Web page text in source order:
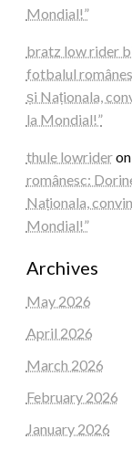
Mondial!”
bratz low rider
fotbalul
și Naționala,
la Mondial!”
thule lowrideron
românesc:
Naționala,
Mondial!”
Archives
May 2026
April 2026
March 2026
February 2026
January 2026